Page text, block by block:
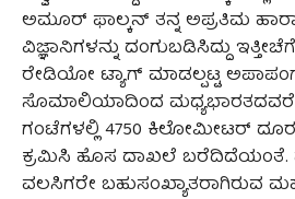
ಅಮೂರ್ ಫಾಲ್ಕನ್ ತನ್ನ ಅಪ್ರತಿಮ
ವಿಜ್ಞಾನಿಗಳನ್ನು ದಂಗುಬಡಿಸಿದ್ದು
ರೇಡಿಯೋ ಟ್ಯಾಗ್ ಮಾಡಲ್ಪಟ್ಟ
ಸೊಮಾಲಿಯಾದಿಂದ
ಗಂಟೆಗಳಲ್ಲಿ 4750 ಕಿಲೋಮೀಟರ್
ಕ್ರಮಿಸಿ ಹೊಸ ದಾಖಲೆ
ವಲಸಿಗರೇ ಬಹುಸಂಖ್ಯಾತರಾಗಿರುವ